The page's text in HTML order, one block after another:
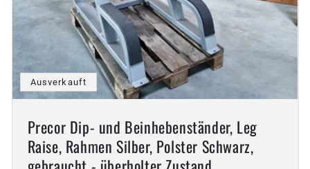
Ausverkauft
Precor Dip- und Beinhebenständer, Leg
Raise, Rahmen Silber, Polster Schwarz,